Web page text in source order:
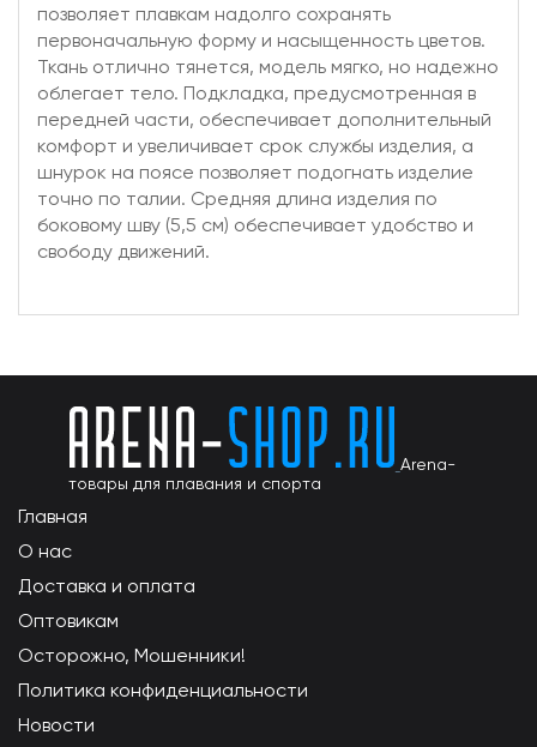
позволяет плавкам надолго сохранять
первоначальную форму и насыщенность цветов.
Ткань отлично тянется, модель мягко, но надежно
облегает тело. Подкладка, предусмотренная в
передней части, обеспечивает дополнительный
комфорт и увеличивает срок службы изделия, а
шнурок на поясе позволяет подогнать изделие
точно по талии. Средняя длина изделия по
боковому шву (5,5 см) обеспечивает удобство и
свободу движений.
Arena-
товары для плавания и спорта
Главная
О нас
Доставка и оплата
Оптовикам
Осторожно, Мошенники!
Политика конфиденциальности
Новости